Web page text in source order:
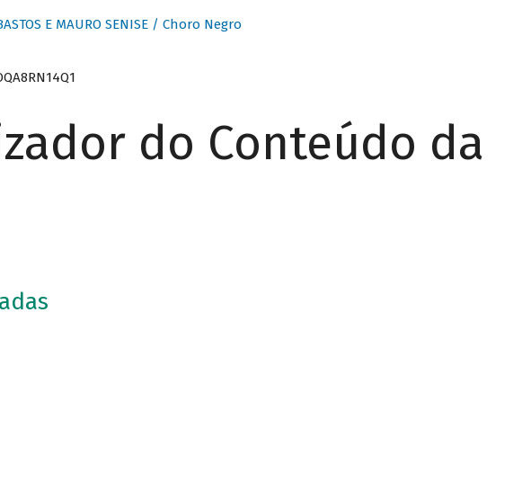
E MAURO SENISE / Choro Negro
do Conteúdo da